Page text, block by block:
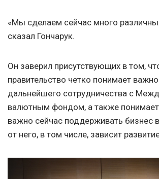
«Мы сделаем сейчас много
сказал Гончарук.
Он заверил присутствующих в том,
правительство четко понимает
дальнейшего сотрудничества с
валютным фондом, а также
важно сейчас поддерживать бизнес
от него, в том числе, зависит